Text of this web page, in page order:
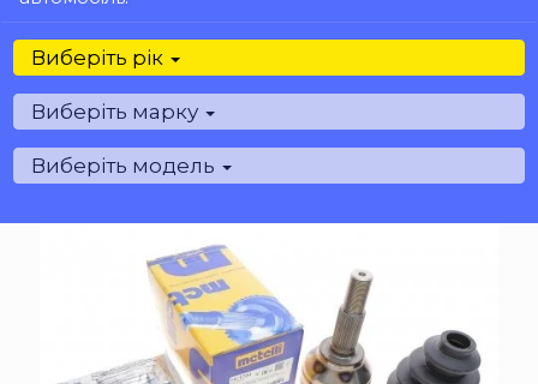
Виберіть рік
Виберіть марку
Виберіть модель